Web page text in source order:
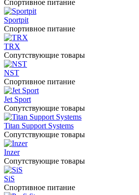
Спортивное питание
Sportpit
Спортивное питание
TRX
Сопутствующие товары
NST
Спортивное питание
Jet Sport
Сопутствующие товары
Titan Support Systems
Сопутствующие товары
Inzer
Сопутствующие товары
SiS
Спортивное питание